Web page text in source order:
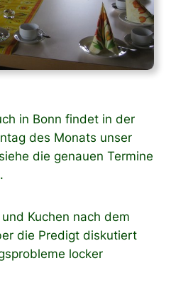
in Bonn findet in der
des Monats unser
die genauen Termine
Kuchen nach dem
die Predigt diskutiert
locker